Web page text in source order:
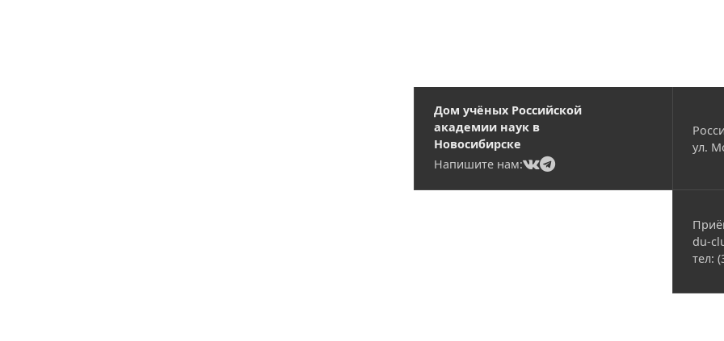
Дом учёных Российской
академии наук в
Новосибирске
Напишите нам:
(current)
(current)
ул.
du-
тел: